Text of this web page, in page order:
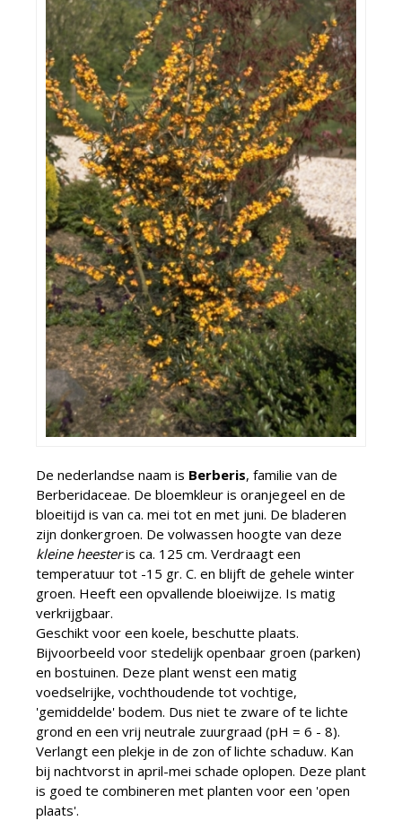
De nederlandse naam is Berberis, familie van de
Berberidaceae. De bloemkleur is oranjegeel en de
bloeitijd is van ca. mei tot en met juni. De bladeren
zijn donkergroen. De volwassen hoogte van deze
kleine heesteris ca. 125 cm. Verdraagt een
temperatuur tot -15 gr. C. en blijft de gehele winter
groen. Heeft een opvallende bloeiwijze. Is matig
verkrijgbaar.
Geschikt voor een koele, beschutte plaats.
Bijvoorbeeld voor stedelijk openbaar groen (parken)
en bostuinen. Deze plant wenst een matig
voedselrijke, vochthoudende tot vochtige,
'gemiddelde' bodem. Dus niet te zware of te lichte
grond en een vrij neutrale zuurgraad (pH = 6 - 8).
Verlangt een plekje in de zon of lichte schaduw. Kan
bij nachtvorst in april-mei schade oplopen. Deze plant
is goed te combineren met planten voor een 'open
plaats'.